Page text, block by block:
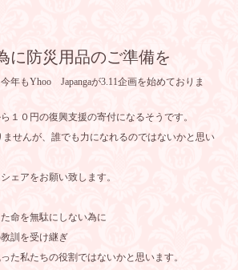
に防災用品のご準備を
年もYhoo Japangaが3.11企画を始めておりま
１０円の復興支援の寄付になるそうです。
せんが、誰でも力になれるのではないかと思い
ェアをお願い致します。
命を無駄にしない為に
訓を受け継ぎ
た私たちの役割ではないかと思います。